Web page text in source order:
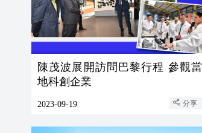
陳茂波展開訪問巴黎行程 參觀當
地科創企業
2023-09-19 分享